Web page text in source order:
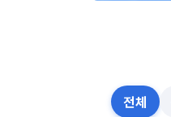
전체